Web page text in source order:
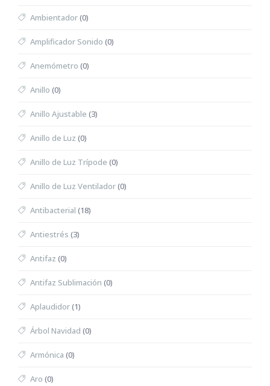
Ambientador(0)
Amplificador Sonido (0)
Anemómetro (0)
Anillo (0)
Anillo Ajustable (3)
Anillo de Luz (0)
Anillo de Luz Trípode (0)
Anillo de Luz Ventilador(0)
Antibacterial (18)
Antiestrés (3)
Antifaz (0)
Antifaz Sublimación (0)
Aplaudidor(1)
Árbol Navidad (0)
Armónica (0)
Aro (0)